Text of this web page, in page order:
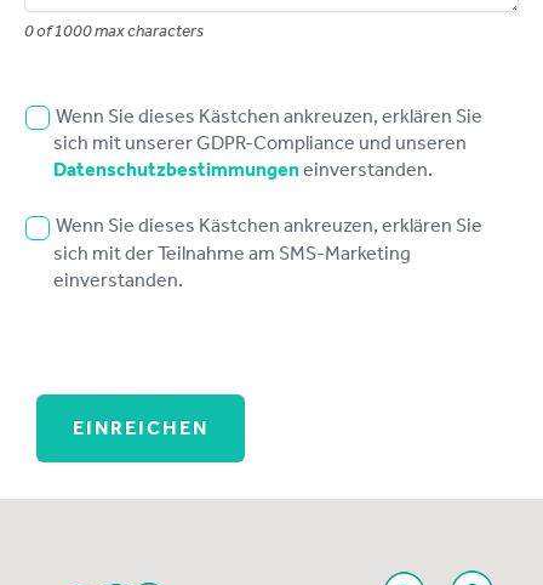
0 of 1000 max characters
Wenn Sie dieses Kästchen ankreuzen, erklären Sie
sich mit unserer GDPR-Compliance und unseren
Datenschutzbestimmungeneinverstanden.
Wenn Sie dieses Kästchen ankreuzen, erklären Sie
sich mit der Teilnahme am SMS-Marketing
einverstanden.